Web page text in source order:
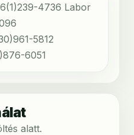
4736 Labor
5812
6051
alatt.